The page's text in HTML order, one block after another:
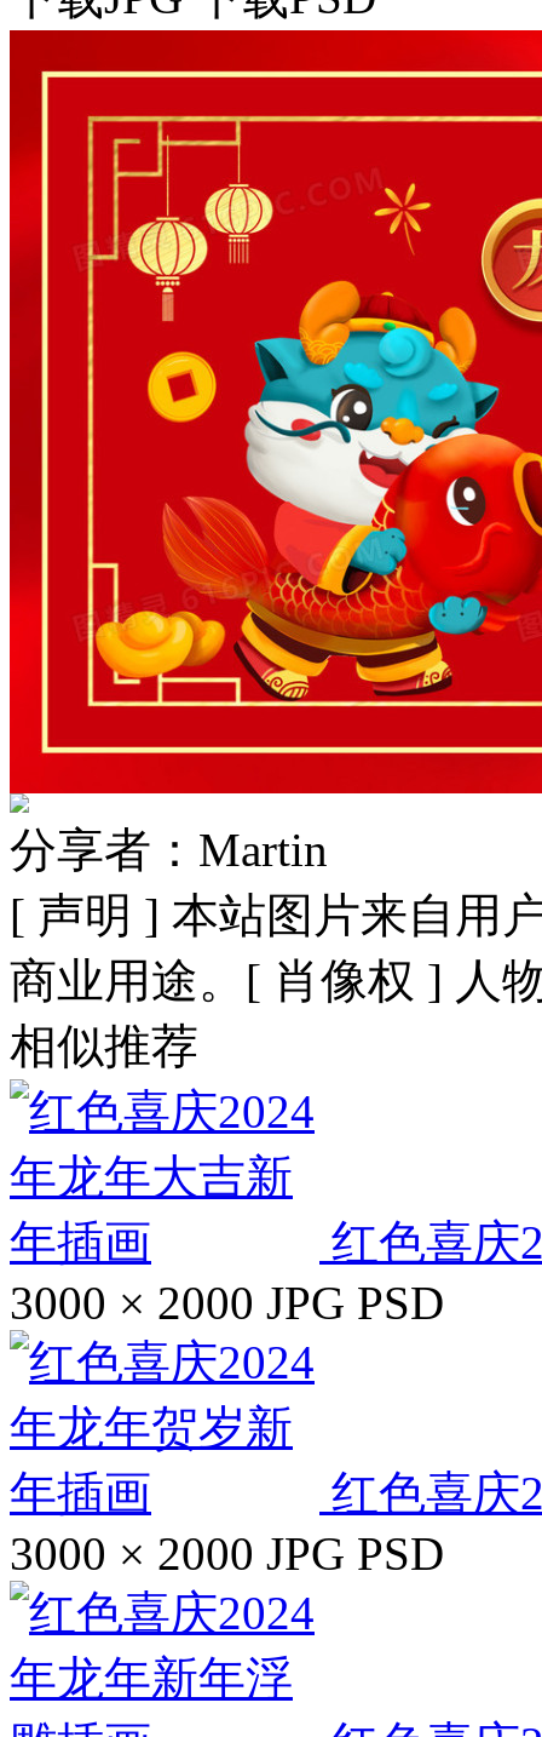
分享者：Martin
[ 声明 ] 本站图片来自用
商业用途。[ 肖像权 ] 人
相似推荐
红色喜庆
3000 × 2000 JPG PSD
红色喜庆
3000 × 2000 JPG PSD